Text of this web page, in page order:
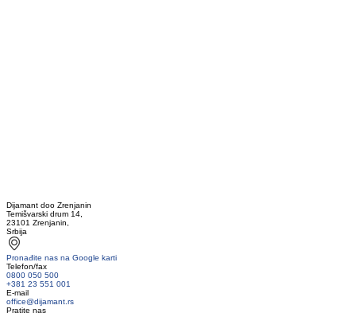
Dijamant doo Zrenjanin
Temišvarski drum 14,
23101 Zrenjanin,
Srbija
Pronađite nas na Google karti
Telefon/fax
0800 050 500
+381 23 551 001
E-mail
office@dijamant.rs
Pratite nas